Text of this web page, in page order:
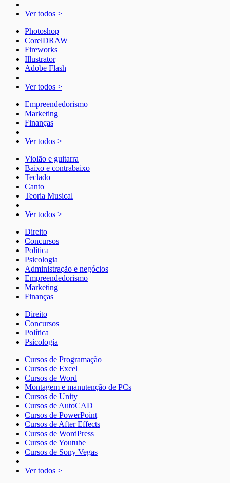
Ver todos >
Photoshop
CorelDRAW
Fireworks
Illustrator
Adobe Flash
Ver todos >
Empreendedorismo
Marketing
Finanças
Ver todos >
Violão e guitarra
Baixo e contrabaixo
Teclado
Canto
Teoria Musical
Ver todos >
Direito
Concursos
Política
Psicologia
Administração e negócios
Empreendedorismo
Marketing
Finanças
Direito
Concursos
Política
Psicologia
Cursos de Programação
Cursos de Excel
Cursos de Word
Montagem e manutenção de PCs
Cursos de Unity
Cursos de AutoCAD
Cursos de PowerPoint
Cursos de After Effects
Cursos de WordPress
Cursos de Youtube
Cursos de Sony Vegas
Ver todos >